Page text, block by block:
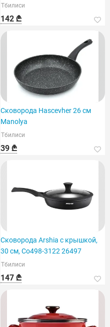
Тбилиси
142 ₾
Сковорода Hascevher 26 см
Manolya
Тбилиси
39 ₾
Сковорода Arshia с крышкой,
30 см, Co498-3122 26497
Тбилиси
147 ₾